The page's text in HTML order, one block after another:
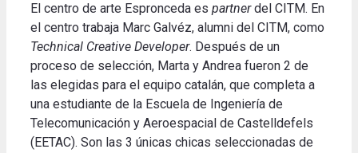
El centro de arte Espronceda es partnerdel CITM. En
el centro trabaja Marc Galvéz, alumni del CITM, como
Technical Creative Developer. Después de un
proceso de selección, Marta y Andrea fueron 2 de
las elegidas para el equipo catalán, que completa a
una estudiante de la Escuela de Ingeniería de
Telecomunicación y Aeroespacial de Castelldefels
(EETAC). Son las 3 únicas chicas seleccionadas de